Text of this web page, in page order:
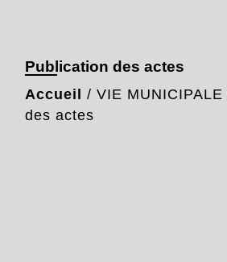
Publication des actes
Accueil / VIE MUNICIPALE
des actes